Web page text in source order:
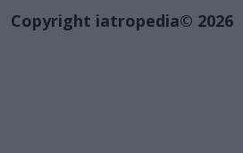
Copyright iatropedia© 2026